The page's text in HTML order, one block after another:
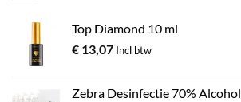
Top Diamond 10 ml
€ 13,07 Incl btw
Zebra Desinfectie 70% Alcohol